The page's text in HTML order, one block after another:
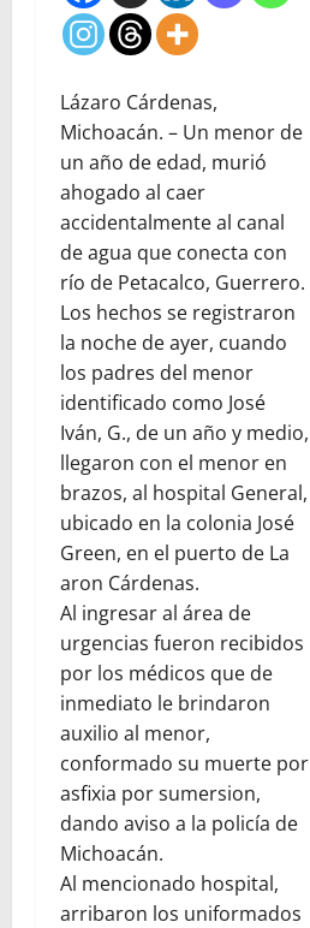
Lázaro Cárdenas,
Michoacán. – Un menor de
un año de edad, murió
ahogado al caer
accidentalmente al canal
de agua que conecta con
río de Petacalco, Guerrero.
Los hechos se registraron
la noche de ayer, cuando
los padres del menor
identificado como José
Iván, G., de un año y medio,
llegaron con el menor en
brazos, al hospital General,
ubicado en la colonia José
Green, en el puerto de La
aron Cárdenas.
Al ingresar al área de
urgencias fueron recibidos
por los médicos que de
inmediato le brindaron
auxilio al menor,
conformado su muerte por
asfixia por sumersion,
dando aviso a la policía de
Michoacán.
Al mencionado hospital,
arribaron los uniformados